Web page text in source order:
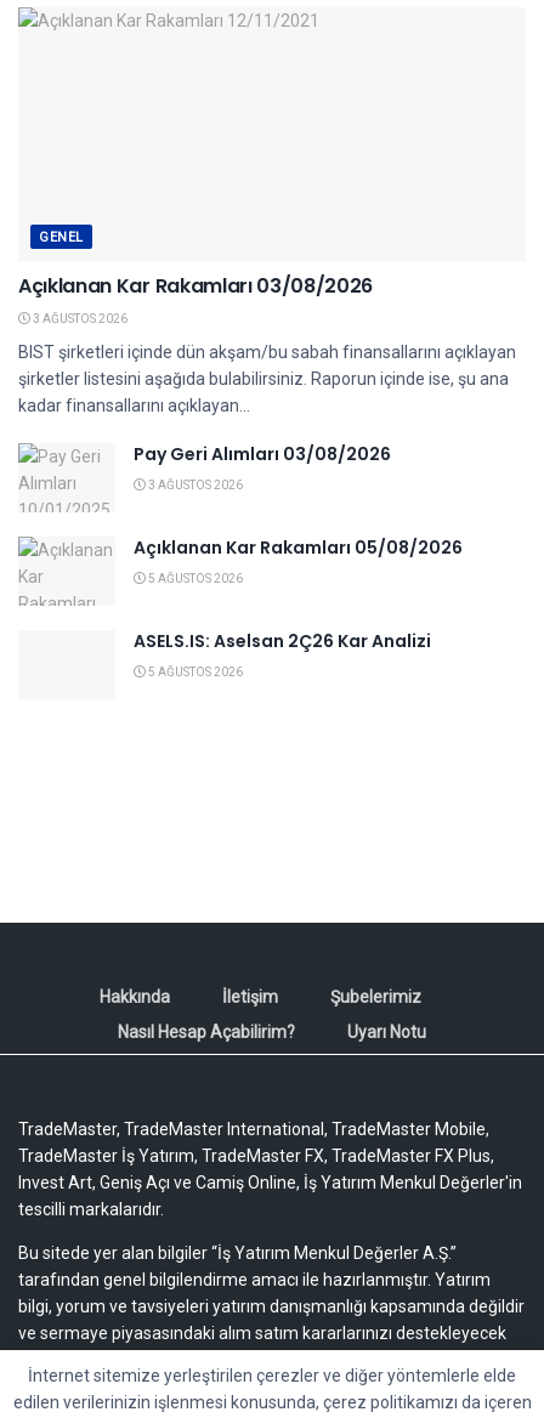
GENEL
Açıklanan Kar Rakamları 03/08/2026
3 AĞUSTOS 2026
BIST şirketleri içinde dün akşam/bu sabah finansallarını açıklayan
şirketler listesini aşağıda bulabilirsiniz. Raporun içinde ise, şu ana
kadar finansallarını açıklayan...
Pay Geri Alımları 03/08/2026
3 AĞUSTOS 2026
Açıklanan Kar Rakamları 05/08/2026
5 AĞUSTOS 2026
ASELS.IS: Aselsan 2Ç26 Kar Analizi
5 AĞUSTOS 2026
Hakkında İletişim
Şubelerimiz
Nasıl Hesap Açabilirim?
Uyarı Notu
TradeMaster, TradeMaster International, TradeMaster Mobile,
TradeMaster İş Yatırım, TradeMaster FX, TradeMaster FX Plus,
Invest Art, Geniş Açı ve Camiş Online, İş Yatırım Menkul Değerler'in
tescilli markalarıdır.
Bu sitede yer alan bilgiler “İş Yatırım Menkul Değerler A.Ş.”
tarafından genel bilgilendirme amacı ile hazırlanmıştır. Yatırım
bilgi, yorum ve tavsiyeleri yatırım danışmanlığı kapsamında değildir
ve sermaye piyasasındaki alım satım kararlarınızı destekleyecek
Bu içeriğe ilişkin tüm telif hakları İş Yatırım Menkul Değerler A.Ş.’ye
İnternet sitemize yerleştirilen çerezler ve diğer yöntemlerle elde
edilen verilerinizin işlenmesi konusunda, çerez politikamızı da içeren